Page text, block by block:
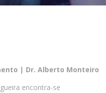
| Dr. Alberto Monteiro
encontra-se